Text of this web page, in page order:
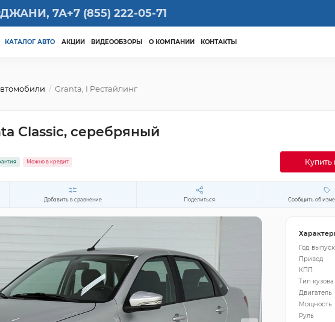
7А+7 (855) 222-05-71
КАТАЛОГ АВТО АКЦИИ ВИДЕООБЗОРЫ О КОМПАНИИ КОНТАКТЫ
Granta, I Рестайлинг
Classic, серебряный
Можно в кредит Купить
Добавить в сравнение Поделиться Сообщить об
Год
Привод
КПП
Тип кузова
Двигатель
Мощность
Руль